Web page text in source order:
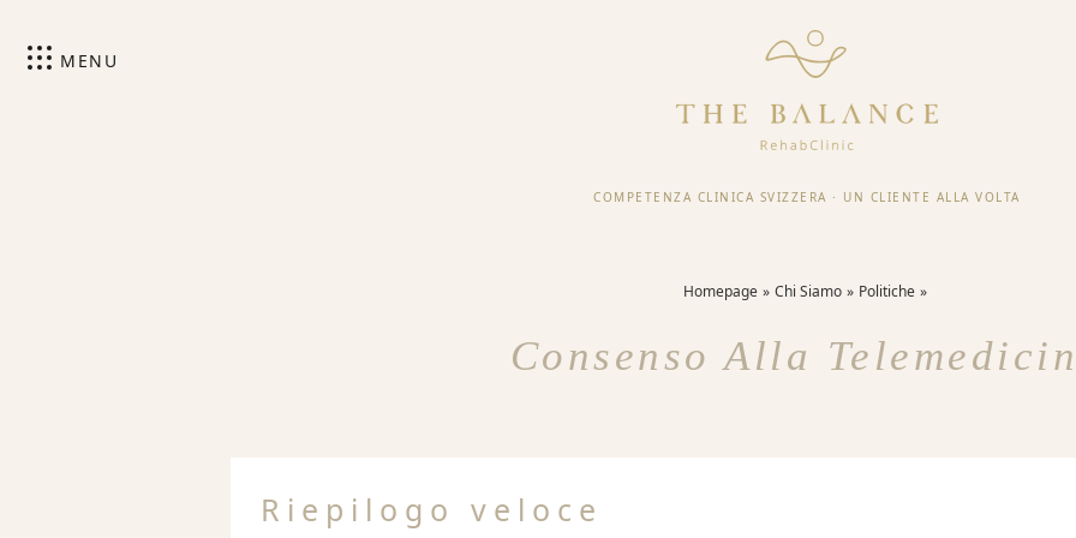
MENU
COMPETENZA CLINICA SVIZZERA · UN CLIENTE ALLA VOLTA
Homepage Chi Siamo Politiche
Consenso Alla
Riepilogo veloce